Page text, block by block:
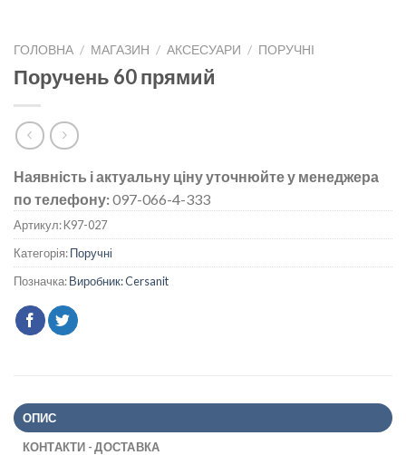
ГОЛОВНА / МАГАЗИН / АКСЕСУАРИ / ПОРУЧНІ
Поручень 60 прямий
Наявність і актуальну ціну уточнюйте у менеджера
по телефону:097-066-4-333
Артикул:K97-027
Категорія:Поручні
Позначка:Виробник: Cersanit
ОПИС
КОНТАКТИ - ДОСТАВКА